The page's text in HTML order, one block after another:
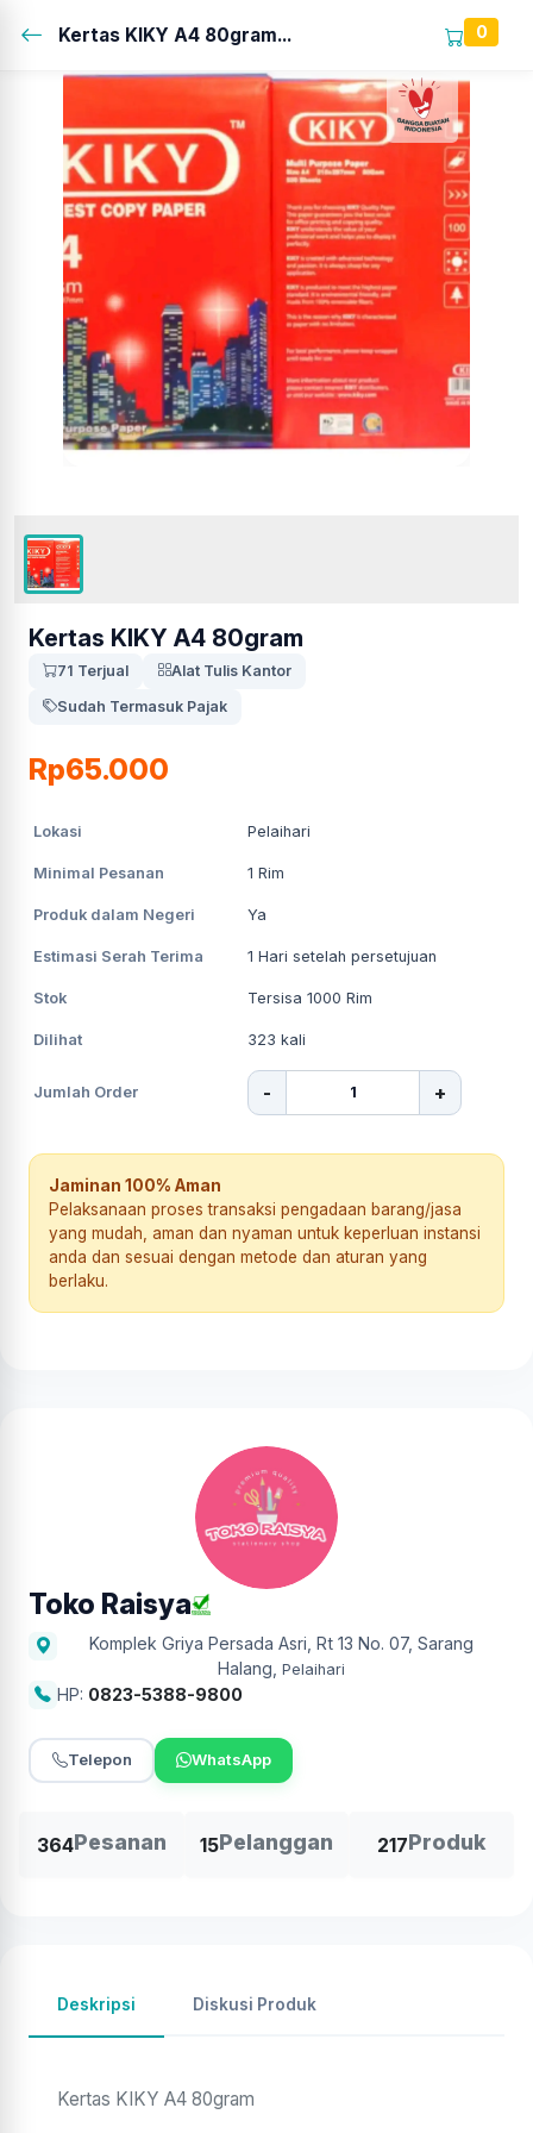
Kertas KIKY A4 80gram... 0
Kertas KIKY A4 80gram
71 Terjual
Alat Tulis Kantor
Sudah Termasuk Pajak
Rp65.000
Lokasi Pelaihari
Minimal Pesanan 1 Rim
Produk dalam Negeri Ya
Estimasi Serah Terima 1 Hari setelah persetujuan
Stok Tersisa 1000 Rim
Dilihat 323 kali
Jumlah Order - +
Jaminan 100% Aman
Pelaksanaan proses transaksi pengadaan barang/jasa
yang mudah, aman dan nyaman untuk keperluan instansi
anda dan sesuai dengan metode dan aturan yang
berlaku.
Toko Raisya
Komplek Griya Persada Asri, Rt 13 No. 07, Sarang
Halang Pelaihari
HP: 0823-5388-9800
Telepon WhatsApp
364Pesanan 15Pelanggan 217Produk
Deskripsi Diskusi Produk
Kertas KIKY A4 80gram